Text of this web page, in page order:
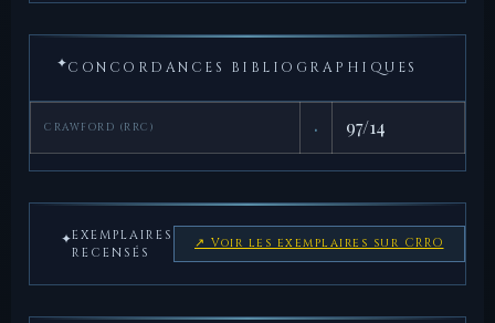
✦CONCORDANCES BIBLIOGRAPHIQUES
CRAWFORD (RRC) · 97/14
✦EXEMPLAIRES
RECENSÉS
↗ Voir les exemplaires sur CRRO